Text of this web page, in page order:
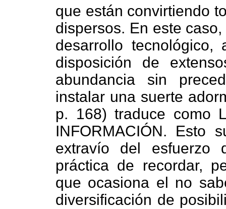
que están convirtiendo
dispersos. En este
desarrollo
disposición de
abundancia sin
instalar una suerte
p. 168) traduce como
INFORMACIÓN. Esto
extravío del
práctica de recordar,
que ocasiona el no
diversificación de